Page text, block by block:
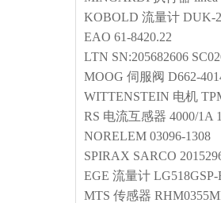
KOBOLD 流量计 DUK-
EAO 61-8420.22
LTN SN:205682606
MOOG 伺服阀 D662-
WITTENSTEIN 电机
RS 电流互感器 4000/1A
NORELEM 03096-1308
SPIRAX SARCO
EGE 流量计
MTS 传感器